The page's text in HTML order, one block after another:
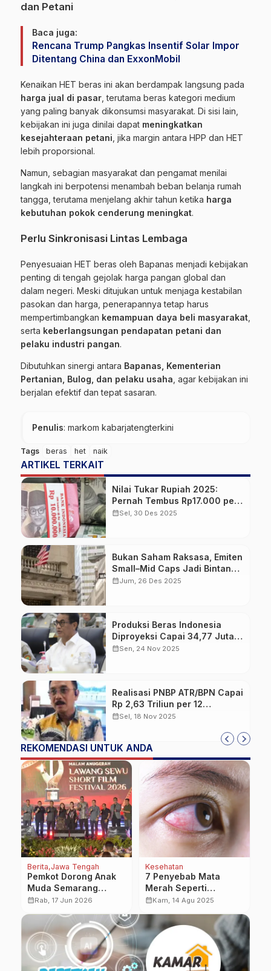
dan Petani
Baca juga:
Rencana Trump Pangkas Insentif Solar Impor
Ditentang China dan ExxonMobil
Kenaikan HET beras ini akan berdampak langsung pada
harga jual di pasar , terutama beras kategori medium
yang paling banyak dikonsumsi masyarakat. Di sisi lain,
kebijakan ini juga dinilai dapat meningkatkan
kesejahteraan petani , jika margin antara HPP dan HET
lebih proporsional.
Namun, sebagian masyarakat dan pengamat menilai
langkah ini berpotensi menambah beban belanja rumah
tangga, terutama menjelang akhir tahun ketika harga
kebutuhan pokok cenderung meningkat.
Perlu Sinkronisasi Lintas Lembaga
Penyesuaian HET beras oleh Bapanas menjadi kebijakan
penting di tengah gejolak harga pangan global dan
dalam negeri. Meski ditujukan untuk menjaga kestabilan
pasokan dan harga, penerapannya tetap harus
mempertimbangkan kemampuan daya beli masyarakat
serta keberlangsungan pendapatan petani dan
pelaku industri pangan.
Dibutuhkan sinergi antara Bapanas, Kementerian
Pertanian, Bulog, dan pelaku usaha , agar kebijakan ini
berjalan efektif dan tepat sasaran.
Penulis: markom kabarjatengterkini
Tags beras het naik
ARTIKEL TERKAIT
Nilai Tukar Rupiah 2025:
Pernah Tembus Rp17.000 per
Dolar AS, Ini Kronologi dan
calendar_monthSel, 30 Des 2025
Bukan Saham Raksasa, Emiten
Small–Mid Caps Jadi Bintang
Bursa AS Sepanjang 2025
calendar_monthJum, 26 Des 2025
Produksi Beras Indonesia
Diproyeksi Capai 34,77 Juta
Ton pada 2025, Melampaui
calendar_monthSen, 24 Nov 2025
Realisasi PNBP ATR/BPN Capai
Rp 2,63 Triliun per 12
November 2025, Setara 82,12
calendar_monthSel, 18 Nov 2025
REKOMENDASI UNTUK ANDA
Berita Jawa Tengah
Pemkot Dorong Anak
Muda Semarang
Berkreasi Lewat Film
Suarakan Isu-isu
Strategis
calendar_monthRab, 17 Jun 2026
Kesehatan
7 Penyebab Mata
Merah Seperti
Berdarah, Normal atau
calendar_monthKam, 14 Agu 2025